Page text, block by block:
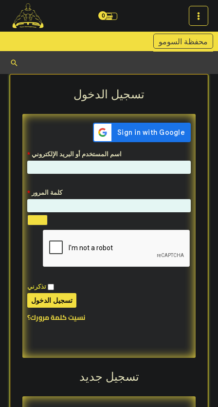
تخطي
المحتوى
محفظة السومو
تسجيل الدخول
اسم المستخدم أو البريد الإلكتروني *
كلمة المرور *
تذكرني
تسجيل الدخول
نسيت كلمة مرورك؟
تسجيل جديد